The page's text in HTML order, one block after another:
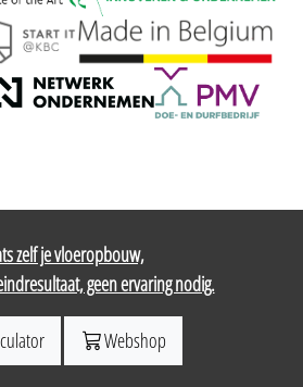
zelf je vloeropbouw,
geen ervaring nodig.
Webshop